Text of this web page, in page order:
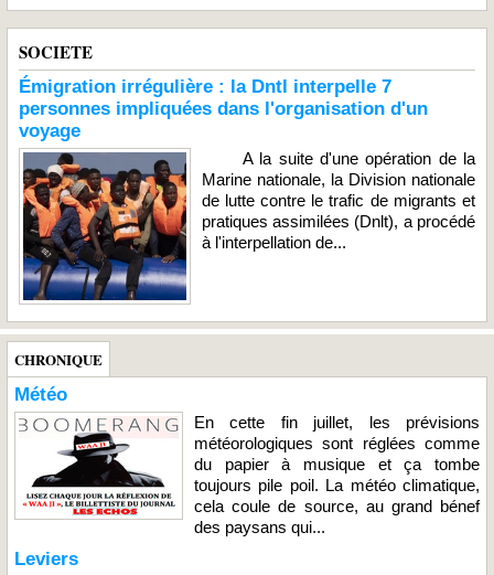
SOCIETE
Émigration irrégulière : la Dntl interpelle 7
personnes impliquées dans l'organisation d'un
voyage
A la suite d'une opération de la
Marine nationale, la Division nationale
de lutte contre le trafic de migrants et
pratiques assimilées (Dnlt), a procédé
à l'interpellation de...
CHRONIQUE
Météo
En cette fin juillet, les prévisions
météorologiques sont réglées comme
du papier à musique et ça tombe
toujours pile poil. La météo climatique,
cela coule de source, au grand bénef
des paysans qui...
Leviers